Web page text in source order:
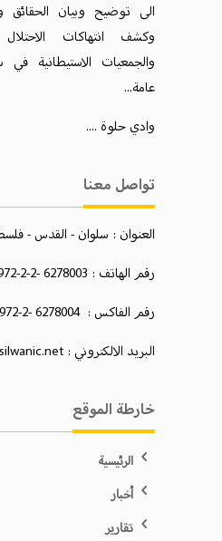
الی توضيح وبيان الحقائق
وكشف انتهاكات
والجمعيات الاستيطانية
عامة...
وادي حلوة ....
تواصل معنا
العنوان : سلوان - القدس -
رقم الهاتف : 6278003 -2-2-972+
رقم الفاكس : 6278004 -2-972+
البريد الالكتروني : info@silwanic.net
خارطة الموقع
الرئيسية
أخبار
تقارير